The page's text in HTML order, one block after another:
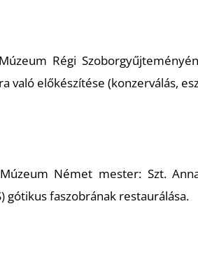
Régi
való előkészítése (konzerválás,
Német mester: Szt.
gótikus faszobrának restaurálása.